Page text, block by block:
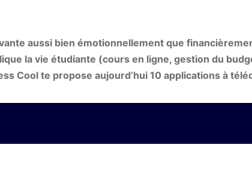
aussi bien émotionnellement que
la vie étudiante (cours en ligne, gestion du
Cool te propose aujourd’hui 10 applications à